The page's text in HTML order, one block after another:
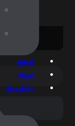
انیمه
مجله
بخش ها